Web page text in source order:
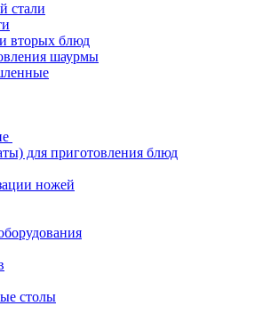
стали
вторых блюд
шаурмы
для приготовления блюд
ножей
столы